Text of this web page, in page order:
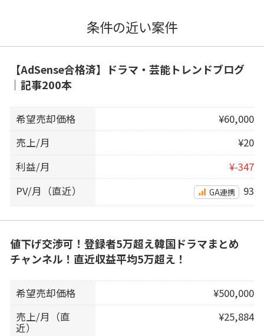
条件の近い案件
【AdSense合格済】ドラマ・芸能トレンドブログ
｜記事200本
希望売却価格
¥60,000
売上/月
¥20
利益/月
¥-347
PV/月（直近）
GA連携 93
値下げ交渉可！登録者5万超え韓国ドラマまとめ
チャンネル！直近収益平均5万超え！
希望売却価格
¥500,000
売上/月（直
近）
¥25,884